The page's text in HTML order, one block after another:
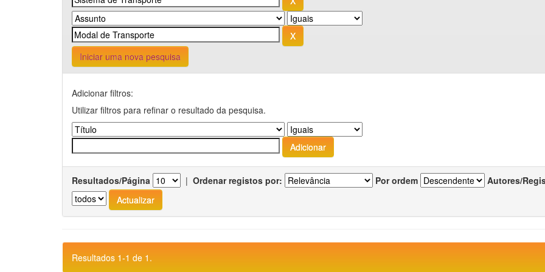
Iniciar uma nova pesquisa
Adicionar filtros:
Utilizar filtros para refinar o resultado da pesquisa.
Resultados/Página | Ordenar registos por: Por ordem Autores/
Resultados 1-1 de 1.